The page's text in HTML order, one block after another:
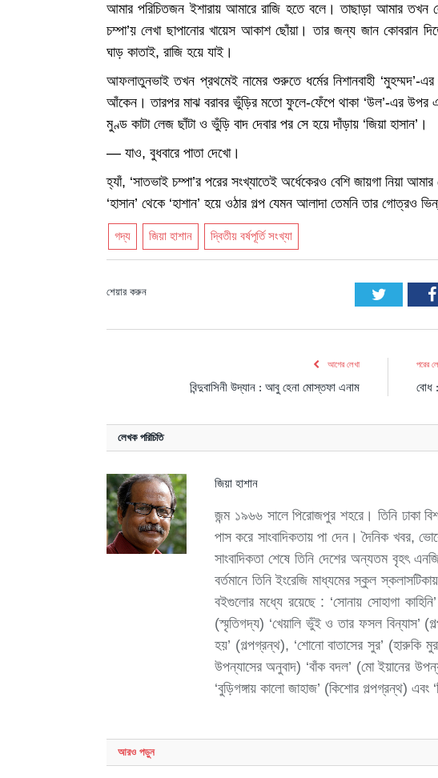
আমার পরিচিতজন ইশারায় আমারে রাজি হতে বলে। তাছাড়া আমার তখন
চম্পা’য় লেখা ছাপানোর খায়েস আকাশ ছোঁয়া। তার জন্য জান
ঘাড় কাতাই, রাজি হয়ে যাই।
আফলাতুনভাই তখন প্রথমেই নামের শুরুতে ধর্মের নিশানবাহী ‘মুহম্মদ’-
আঁকেন। তারপর মাঝ বরাবর ভুঁড়ির মতো ফুলে-ফেঁপে থাকা ‘উল’-এর উপর
মুণ্ড কাটা লেজ ছাঁটা ও ভুঁড়ি বাদ দেবার পর সে হয়ে দাঁড়ায় ‘জিয়া হাসান’।
— যাও, বুধবারে পাতা দেখো।
হ্যাঁ, ‘সাতভাই চম্পা’র পরের সংখ্যাতেই অর্ধেকেরও বেশি জায়গা নিয়া
‘হাসান’ থেকে ‘হাশান’ হয়ে ওঠার গল্প যেমন আলাদা তেমনি তার গোত্রও
গদ্য জিয়া হাশান দ্বিতীয় বর্ষপূর্তি সংখ্যা
শেয়ার করুন Twitter
আগের লেখা
বিন্দুবাসিনী উদ্যান : আবু হেনা মোস্তফা এনাম
পরের
বোধ
লেখক পরিচিতি
জিয়া হাশান
জন্ম ১৯৬৬ সালে পিরোজপুর শহরে। তিনি ঢাকা
পাস করে সাংবাদিকতায় পা দেন। দৈনিক খবর,
সাংবাদিকতা শেষে তিনি দেশের অন্যতম বৃহৎ
বর্তমানে তিনি ইংরেজি মাধ্যমের স্কুল
বইগুলোর মধ্যে রয়েছে : ‘সোনায় সোহাগা
(স্মৃতিগদ্য) ‘খেয়ালি ভুঁই ও তার ফসল বিন্যাস’
হয়’ (গল্পগ্রন্থ), ‘শোনো বাতাসের সুর’ (হারুকি
উপন্যাসের অনুবাদ) ‘বাঁক বদল’ (মো ইয়ানের
‘বুড়িগঙ্গায় কালো জাহাজ’ (কিশোর গল্পগ্রন্থ) এবং
আরও পড়ুন